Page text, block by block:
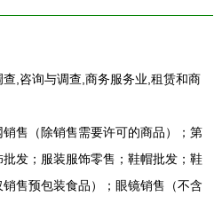
,咨询与调查,商务服务业,租赁和商
售（除销售需要许可的商品）；第
发；服装服饰零售；鞋帽批发；鞋
售预包装食品）；眼镜销售（不含